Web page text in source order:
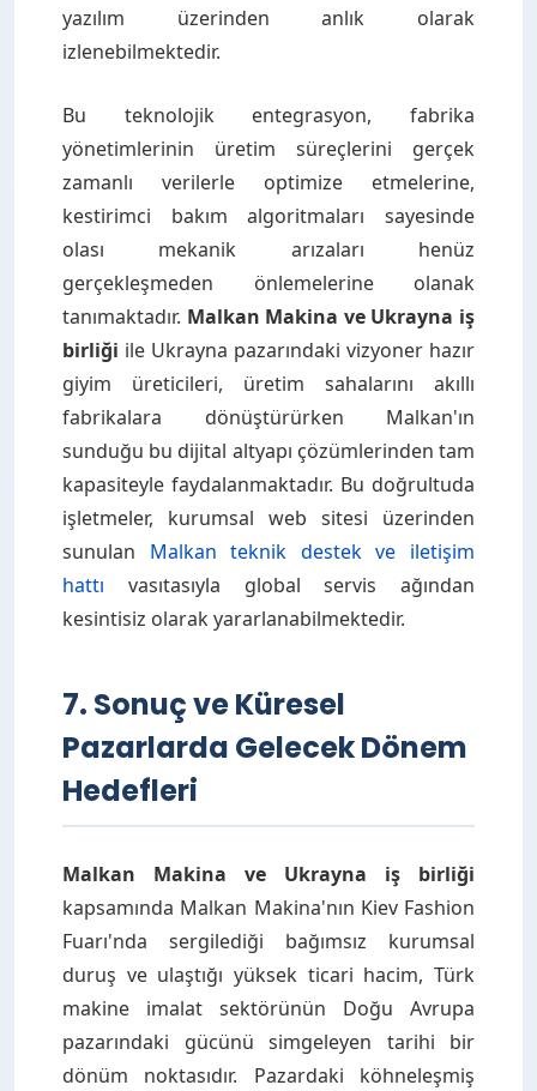
yazılım üzerinden anlık olarak
izlenebilmektedir.
Bu teknolojik entegrasyon, fabrika
yönetimlerinin üretim süreçlerini gerçek
zamanlı verilerle optimize etmelerine,
kestirimci bakım algoritmaları sayesinde
olası mekanik arızaları henüz
gerçekleşmeden önlemelerine olanak
tanımaktadır. Malkan Makina ve Ukrayna iş
birliği ile Ukrayna pazarındaki vizyoner hazır
giyim üreticileri, üretim sahalarını akıllı
fabrikalara dönüştürürken Malkan'ın
sunduğu bu dijital altyapı çözümlerinden tam
kapasiteyle faydalanmaktadır. Bu doğrultuda
işletmeler, kurumsal web sitesi üzerinden
sunulan Malkan teknik destek ve iletişim
hattı vasıtasıyla global servis ağından
kesintisiz olarak yararlanabilmektedir.
7. Sonuç ve Küresel
Pazarlarda Gelecek Dönem
Hedefleri
Malkan Makina ve Ukrayna iş birliği
kapsamında Malkan Makina'nın Kiev Fashion
Fuarı'nda sergilediği bağımsız kurumsal
duruş ve ulaştığı yüksek ticari hacim, Türk
makine imalat sektörünün Doğu Avrupa
pazarındaki gücünü simgeleyen tarihi bir
dönüm noktasıdır. Pazardaki köhneleşmiş